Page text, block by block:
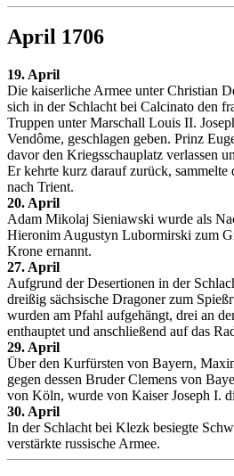
April 1706
19. April
Die kaiserliche Armee unter Christian
sich in der Schlacht bei Calcinato den
Truppen unter Marschall Louis II.
Vendôme, geschlagen geben. Prinz
davor den Kriegsschauplatz verlassen
Er kehrte kurz darauf zurück, sammelte
nach Trient.
20. April
Adam Mikolaj Sieniawski wurde als
Hieronim Augustyn Lubormirski zum
Krone ernannt.
27. April
Aufgrund der Desertionen in der
dreißig sächsische Dragoner zum
wurden am Pfahl aufgehängt, drei an
enthauptet und anschließend auf das
29. April
Über den Kurfürsten von Bayern,
gegen dessen Bruder Clemens von
von Köln, wurde von Kaiser Joseph I.
30. April
In der Schlacht bei Klezk besiegte
verstärkte russische Armee.